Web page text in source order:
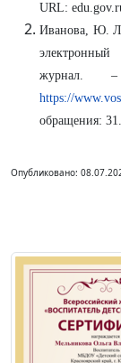
URL:
Иванова, Ю.
электронный
https://
обращения:
Опубликовано: